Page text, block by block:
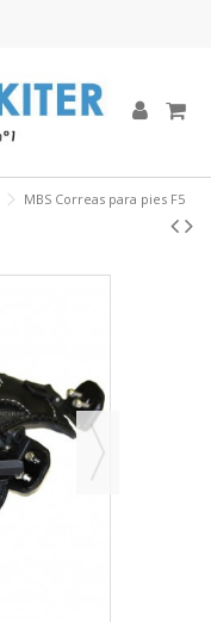
MBS Correas para pies F5